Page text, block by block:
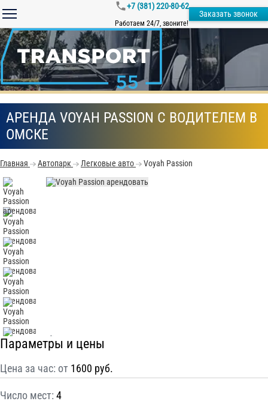
+7 (381) 220-80-62
Работаем 24/7, звоните!
Заказать звонок
АРЕНДА VOYAH PASSION С ВОДИТЕЛЕМ В
ОМСКЕ
Главная Автопарк Легковые авто Voyah Passion
Параметры и цены
Цена за час: от 1600 руб.
Число мест: 4